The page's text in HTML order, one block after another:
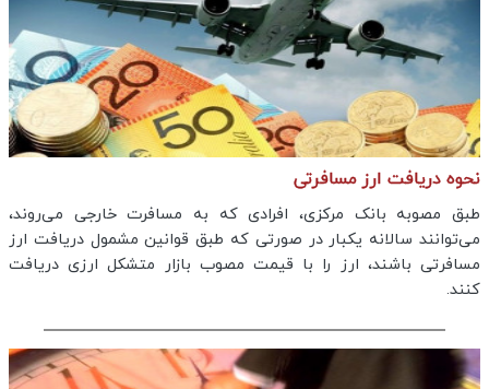
نحوه دریافت ارز مسافرتی
طبق مصوبه بانک مرکزی، افرادی که به مسافرت خارجی می‌روند،
می‌توانند سالانه یکبار در صورتی که طبق قوانین مشمول دریافت ارز
مسافرتی باشند، ارز را با قیمت مصوب بازار متشکل ارزی دریافت
کنند.